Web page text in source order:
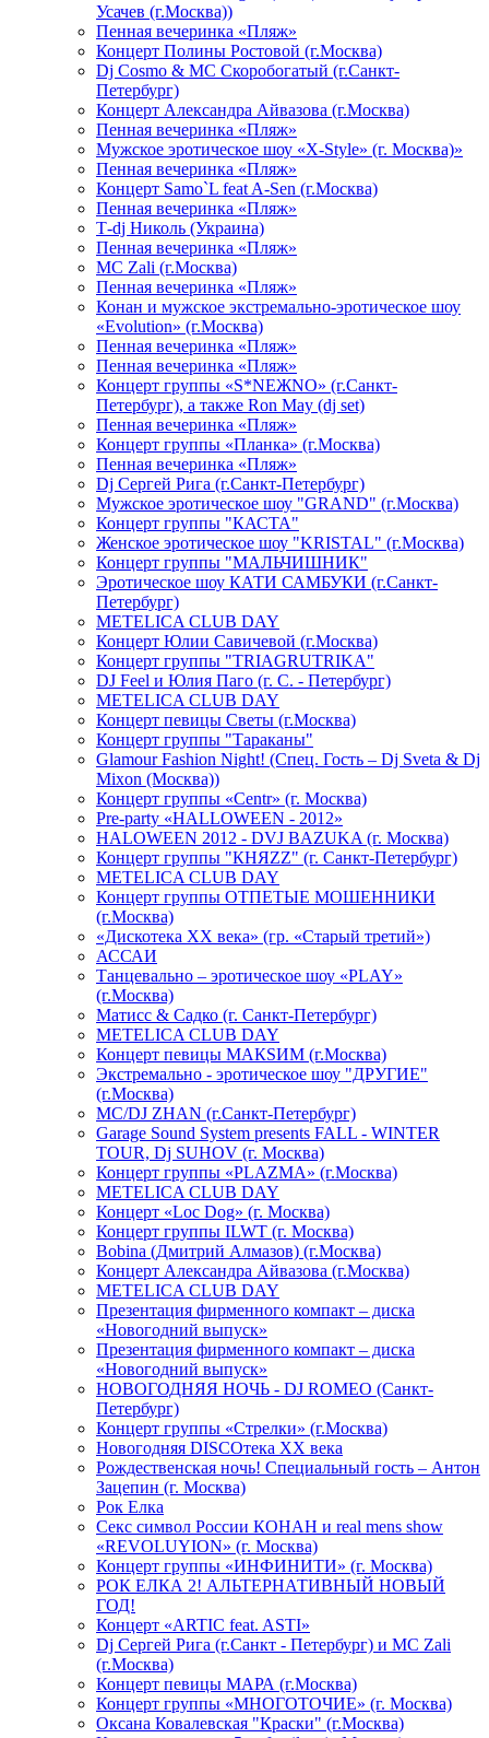
Усачев (г.Москва))
Пенная вечеринка «Пляж»
Концерт Полины Ростовой (г.Москва)
Dj Cosmo & МС Скоробогатый (г.Санкт-
Петербург)
Концерт Александра Айвазова (г.Москва)
Пенная вечеринка «Пляж»
Мужское эротическое шоу «X-Style» (г. Москва)»
Пенная вечеринка «Пляж»
Концерт Samo`L feat A-Sen (г.Москва)
Пенная вечеринка «Пляж»
Т-dj Николь (Украина)
Пенная вечеринка «Пляж»
МС Zali (г.Москва)
Пенная вечеринка «Пляж»
Конан и мужское экстремально-эротическое шоу
«Evolution» (г.Москва)
Пенная вечеринка «Пляж»
Пенная вечеринка «Пляж»
Концерт группы «S*NEЖNO» (г.Санкт-
Петербург), а также Ron May (dj set)
Пенная вечеринка «Пляж»
Концерт группы «Планка» (г.Москва)
Пенная вечеринка «Пляж»
Dj Сергей Рига (г.Санкт-Петербург)
Мужское эротическое шоу "GRAND" (г.Москва)
Концерт группы "КАСТА"
Женское эротическое шоу "KRISTAL" (г.Москва)
Концерт группы "МАЛЬЧИШНИК"
Эротическое шоу КАТИ САМБУКИ (г.Санкт-
Петербург)
METELICA CLUB DAY
Концерт Юлии Савичевой (г.Москва)
Концерт группы "TRIAGRUTRIKA"
DJ Feel и Юлия Паго (г. С. - Петербург)
METELICA CLUB DAY
Концерт певицы Светы (г.Москва)
Концерт группы "Тараканы"
Glamour Fashion Night! (Спец. Гость – Dj Sveta & Dj
Mixon (Москва))
Концерт группы «Centr» (г. Москва)
Pre-party «HALLOWEEN - 2012»
HALOWEEN 2012 - DVJ BAZUKA (г. Москва)
Концерт группы "КНЯZZ" (г. Санкт-Петербург)
METELICA CLUB DAY
Концерт группы ОТПЕТЫЕ МОШЕННИКИ
(г.Москва)
«Дискотека ХХ века» (гр. «Старый третий»)
АССАИ
Танцевально – эротическое шоу «PLAY»
(г.Москва)
Матисс & Садко (г. Санкт-Петербург)
METELICA CLUB DAY
Концерт певицы МАКSИМ (г.Москва)
Экстремально - эротическое шоу "ДРУГИЕ"
(г.Москва)
МС/DJ ZHAN (г.Санкт-Петербург)
Garage Sound System presents FALL - WINTER
TOUR, Dj SUHOV (г. Москва)
Концерт группы «PLAZMA» (г.Москва)
METELICA CLUB DAY
Концерт «Loc Dog» (г. Москва)
Концерт группы ILWT (г. Москва)
Bobina (Дмитрий Алмазов) (г.Москва)
Концерт Александра Айвазова (г.Москва)
METELICA CLUB DAY
Презентация фирменного компакт – диска
«Новогодний выпуск»
Презентация фирменного компакт – диска
«Новогодний выпуск»
НОВОГОДНЯЯ НОЧЬ - DJ ROMEO (Санкт-
Петербург)
Концерт группы «Стрелки» (г.Москва)
Новогодняя DISCOтека ХХ века
Рождественская ночь! Специальный гость – Антон
Зацепин (г. Москва)
Рок Елка
Секс символ России КОНАН и real mens show
«REVOLUYION» (г. Москва)
Концерт группы «ИНФИНИТИ» (г. Москва)
РОК ЕЛКА 2! АЛЬТЕРНАТИВНЫЙ НОВЫЙ
ГОД!
Концерт «ARTIC feat. ASTI»
Dj Сергей Рига (г.Санкт - Петербург) и MC Zali
(г.Москва)
Концерт певицы МАРА (г.Москва)
Концерт группы «МНОГОТОЧИЕ» (г. Москва)
Оксана Ковалевская "Краски" (г.Москва)